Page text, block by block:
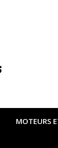
MOTEURS